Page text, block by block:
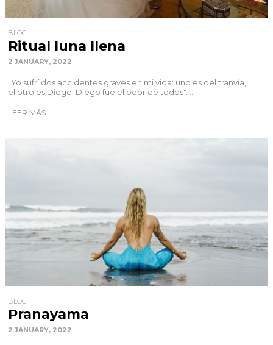
BLOG
Ritual luna llena
2 JANUARY, 2022
"Yo sufrí dos accidentes graves en mi vida: uno es del tranvía,
el otro es Diego. Diego fue el peor de todos". ...
LEER MÁS
BLOG
Pranayama
2 JANUARY, 2022